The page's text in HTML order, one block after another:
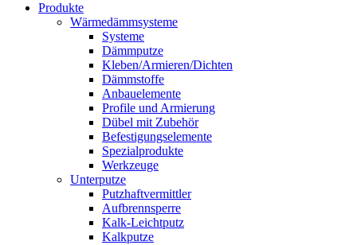
Produkte
Wärmedämmsysteme
Systeme
Dämmputze
Kleben/Armieren/Dichten
Dämmstoffe
Anbauelemente
Profile und Armierung
Dübel mit Zubehör
Befestigungselemente
Spezialprodukte
Werkzeuge
Unterputze
Putzhaftvermittler
Aufbrennsperre
Kalk-Leichtputz
Kalkputze